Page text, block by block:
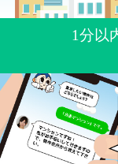
1分以